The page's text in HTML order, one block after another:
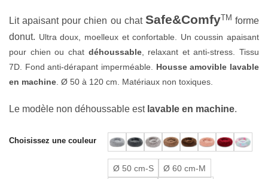
Lit apaisant pour chien ou chat Safe&ComfyTMforme
donut. Ultra doux, moelleux et confortable. Un coussin apaisant
pour chien ou chat déhoussable, relaxant et anti-stress. Tissu
7D. Fond anti-dérapant imperméable. Housse amovible lavable
en machine . Ø 50 à 120 cm. Matériaux non toxiques.
Le modèle non déhoussable est lavable en machine.
Choisissez une couleur
Ø 50 cm-S
Ø 60 cm-M
Alternative: